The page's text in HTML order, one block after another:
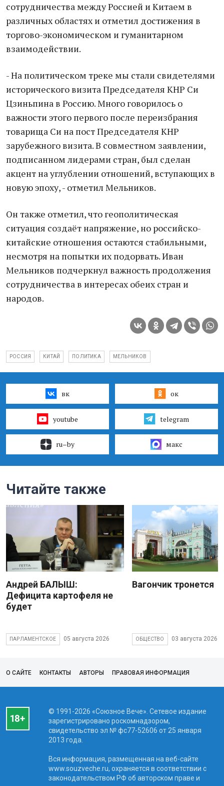
сотрудничества между Россией и Китаем в
различных областях и отметил достижения в
торгово-экономическом и гуманитарном
взаимодействии.
- На политическом треке мы стали свидетелями
исторического визита Председателя КНР Си
Цзиньпина в Россию. Много говорилось о
важности этого первого после переизбрания
товарища Си на пост Председателя КНР
зарубежного визита. В совместном заявлении,
подписанном лидерами стран, был сделан
акцент на углублении отношений, вступающих в
новую эпоху, - отметил Мельников.
Он также отметил, что геополитическая
ситуация создаёт напряжение, но российско-
китайские отношения остаются стабильными,
несмотря на попытки их подорвать. Иван
Мельников подчеркнул важность продолжения
сотрудничества в интересах обеих стран и
народов.
РОССИЯ КИТАЙ ПОЛИТИКА МЕЛЬНИКОВ
вк ок
youtube telegram
ru–by макс
Читайте также
Андрей БАЛЫШ:
Дефицита картофеля не
будет
ПАРЛАМЕНТСКОЕ 05 августа 2026
Вагончик тронется
ОБЩЕСТВО 03 августа 2026
О САЙТЕ КОНТАКТЫ АВТОРЫ ПРАВОВАЯ ИНФОРМАЦИЯ
© 1991-2026 «Союзное Вече». Сетевое издание
зарегистрировано роскомнадзором,
свидетельство эл № фc77-52606 от 25 января
2013 года.
Вся информация, размещенная на веб-сайте
www.souzveche.ru, охраняется в соответствии с
законодательством РФ об авторском праве и